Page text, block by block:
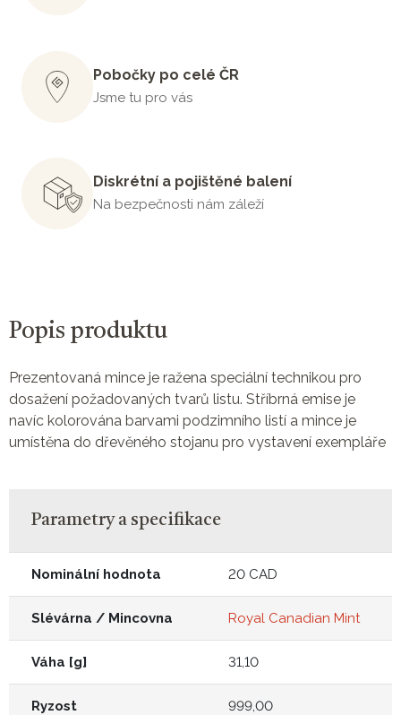
Pobočky po celé ČR
Jsme tu pro vás
Diskrétní a pojištěné balení
Na bezpečnosti nám záleží
Popis produktu
Prezentovaná mince je ražena speciální technikou pro
dosažení požadovaných tvarů listu. Stříbrná emise je
navíc kolorována barvami podzimního listí a mince je
umístěna do dřevěného stojanu pro vystavení exempláře
Parametry a specifikace
Nominální hodnota 20 CAD
Slévárna / Mincovna Royal Canadian Mint
Váha [g] 31,10
Ryzost 999,00